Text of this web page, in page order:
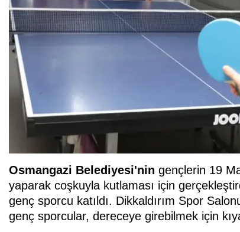
Osmangazi Belediyesi'nin gençlerin 19
yaparak coşkuyla kutlaması için
genç sporcu katıldı. Dikkaldırım Spor
genç sporcular, dereceye girebilmek için